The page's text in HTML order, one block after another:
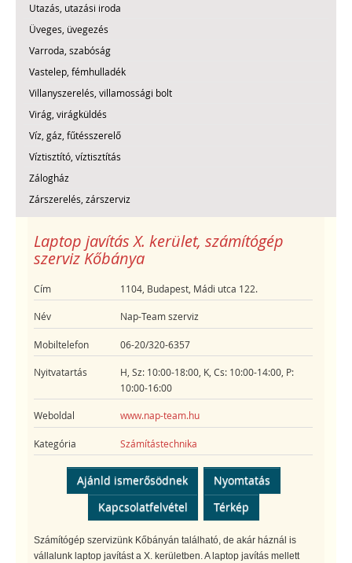
Utazás, utazási iroda
Üveges, üvegezés
Varroda, szabóság
Vastelep, fémhulladék
Villanyszerelés, villamossági bolt
Virág, virágküldés
Víz, gáz, fűtésszerelő
Víztisztító, víztisztítás
Zálogház
Zárszerelés, zárszerviz
Laptop javítás X. kerület, számítógép
szerviz Kőbánya
Cím 1104, Budapest, Mádi utca 122.
Név Nap-Team szerviz
Mobiltelefon 06-20/320-6357
Nyitvatartás
H, Sz: 10:00-18:00, K, Cs: 10:00-14:00, P:
10:00-16:00
Weboldal www.nap-team.hu
Kategória Számítástechnika
Ajánld ismerősödnek
Nyomtatás
Kapcsolatfelvétel
Térkép
Számítógép szervizünk Kőbányán található, de akár háznál is
vállalunk laptop javítást a X. kerületben. A laptop javítás mellett